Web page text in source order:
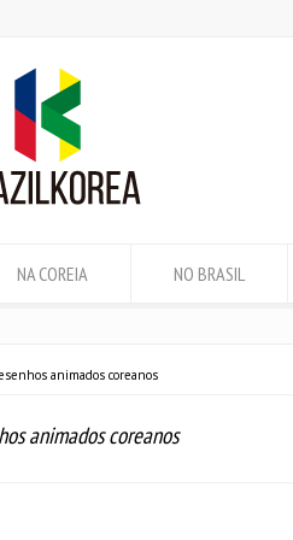
NA COREIA NO BRASIL
animados coreanos
animados coreanos